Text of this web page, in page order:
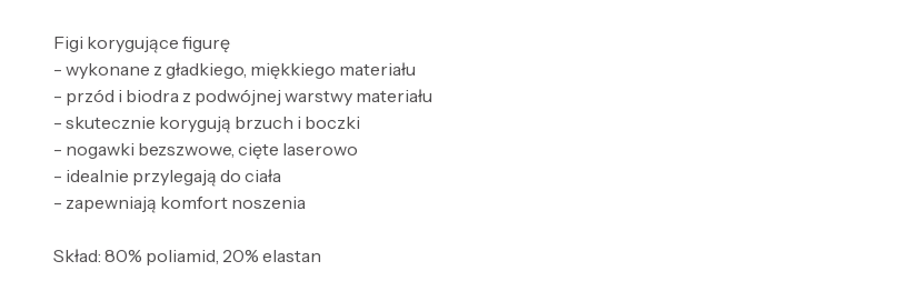
Figi korygujące figurę
- wykonane z gładkiego, miękkiego materiału
- przód i biodra z podwójnej warstwy materiału
- skutecznie korygują brzuch i boczki
- nogawki bezszwowe, cięte laserowo
- idealnie przylegają do ciała
- zapewniają komfort noszenia
Skład: 80% poliamid, 20% elastan